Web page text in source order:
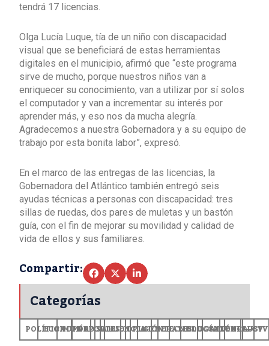
tendrá 17 licencias.
Olga Lucía Luque, tía de un niño con discapacidad
visual que se beneficiará de estas herramientas
digitales en el municipio, afirmó que “este programa
sirve de mucho, porque nuestros niños van a
enriquecer su conocimiento, van a utilizar por sí solos
el computador y van a incrementar su interés por
aprender más, y eso nos da mucha alegría.
Agradecemos a nuestra Gobernadora y a su equipo de
trabajo por esta bonita labor”, expresó.
En el marco de las entregas de las licencias, la
Gobernadora del Atlántico también entregó seis
ayudas técnicas a personas con discapacidad: tres
sillas de ruedas, dos pares de muletas y un bastón
guía, con el fin de mejorar su movilidad y calidad de
vida de ellos y sus familiares.
Compartir:
Categorías
POLÍTICA
ECONOMÍA
MUNDODEPORTES
SALUDCIENCIA
OPINIÓN
GENERALES
TECNOLOGÍA
EDUCACIÓN
CULTURA+CV